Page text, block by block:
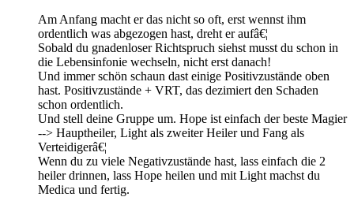
Am Anfang macht er das nicht so oft, erst wennst ihm
ordentlich was abgezogen hast, dreht er aufâ€¦
Sobald du gnadenloser Richtspruch siehst musst du schon in
die Lebensinfonie wechseln, nicht erst danach!
Und immer schön schaun dast einige Positivzustände oben
hast. Positivzustände + VRT, das dezimiert den Schaden
schon ordentlich.
Und stell deine Gruppe um. Hope ist einfach der beste Magier
--> Hauptheiler, Light als zweiter Heiler und Fang als
Verteidigerâ€¦
Wenn du zu viele Negativzustände hast, lass einfach die 2
heiler drinnen, lass Hope heilen und mit Light machst du
Medica und fertig.